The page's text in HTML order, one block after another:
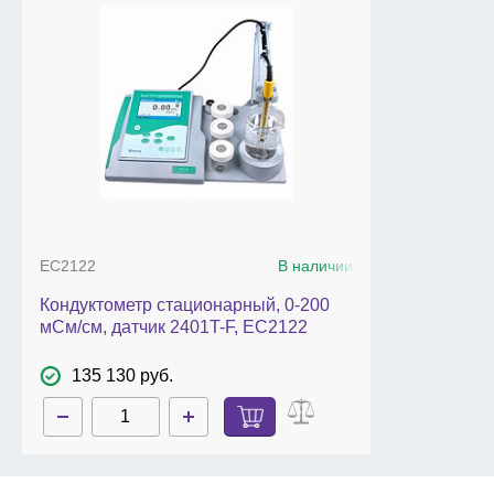
FiveEasy
датчики, стандарты электропроводности,
FiveEasy.
EC2122 В наличии
Кондуктометр стационарный, 0-200
мСм/см, датчик 2401T-F, EC2122
135 130 руб.